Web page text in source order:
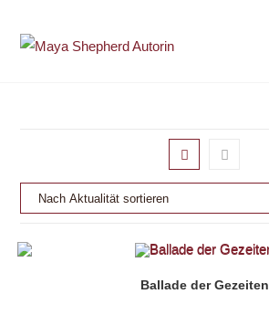
Inhalt
springen
Ballade der Gezeiten